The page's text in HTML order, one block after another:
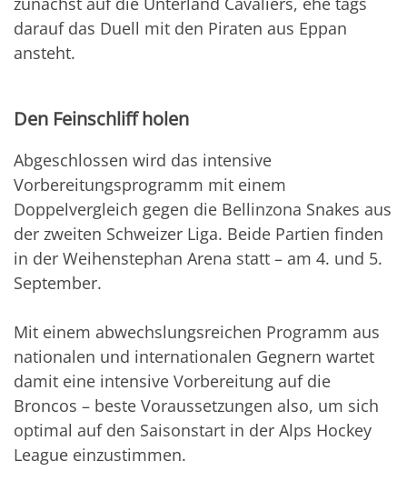
darauf das Duell mit den Piraten aus Eppan
ansteht.
Den Feinschliff holen
Abgeschlossen wird das intensive
Vorbereitungsprogramm mit einem
Doppelvergleich gegen die Bellinzona Snakes aus
der zweiten Schweizer Liga. Beide Partien finden
in der Weihenstephan Arena statt – am 4. und 5.
September.
Mit einem abwechslungsreichen Programm aus
nationalen und internationalen Gegnern wartet
damit eine intensive Vorbereitung auf die
Broncos – beste Voraussetzungen also, um sich
optimal auf den Saisonstart in der Alps Hockey
League einzustimmen.